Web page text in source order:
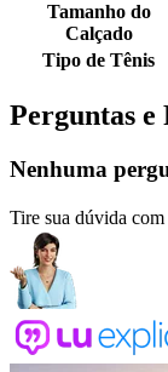
Tamanho do
Calçado
Tipo de Tênis
Perguntas e
Nenhuma
Tire sua dúvida